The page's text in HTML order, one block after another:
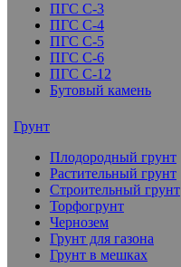
ПГС С-3
ПГС С-4
ПГС С-5
ПГС С-6
ПГС С-12
Бутовый камень
Грунт
Плодородный грунт
Растительный грунт
Строительный грунт
Торфогрунт
Чернозем
Грунт для газона
Грунт в мешках